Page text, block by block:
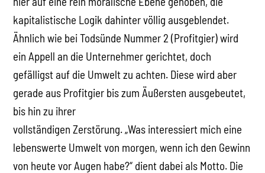
kapitalistische Logik dahinter völlig ausgeblendet.
Ähnlich wie bei Todsünde Nummer 2 (Profitgier) wird
ein Appell an die Unternehmer gerichtet, doch
gefälligst auf die Umwelt zu achten. Diese wird aber
gerade aus Profitgier bis zum Äußersten ausgebeutet,
bis hin zu ihrer
vollständigen Zerstörung. „Was interessiert mich eine
lebenswerte Umwelt von morgen, wenn ich den Gewinn
von heute vor Augen habe?“ dient dabei als Motto. Die